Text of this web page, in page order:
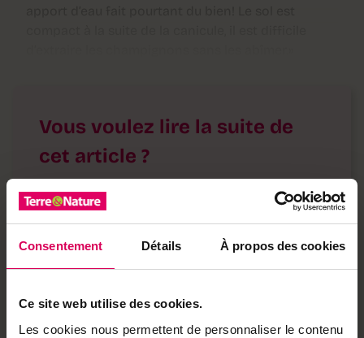
Consentement Détails À propos des cookies
Ce site web utilise des cookies.
Les cookies nous permettent de personnaliser le contenu
Vous voulez lire la suite de
cet article ?
Profitez d'un accès illimité à toutes nos
publications en format numérique
→ Nos abonnements